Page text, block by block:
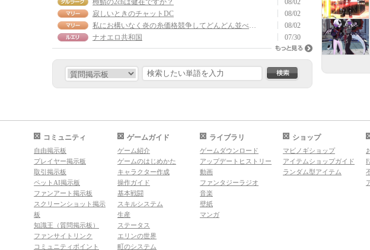
樽鯖の2chは健在ですか？
08/02
寂しいときのチャットDC
08/02
私にお構いなく炎の糸価格競争してどんどん並べてどうぞ。
08/02
ナオエロ共和国
07/30
もっと見る
コミュニティ
自由掲示板
プレイヤー掲示板
取引掲示板
ペットAI掲示板
ファンアート掲示板
スクリーンショット掲示
板
知識王（質問掲示板）
ファンサイトリンク
コミュニティポイント
ゲームガイド
ゲーム紹介
ゲームのはじめかた
キャラクター作成
操作ガイド
基本戦闘
スキルシステム
生産
ステータス
エリンの世界
町のシステム
ライブラリ
ゲームダウンロード
アップデートヒストリー
動画
ファンタジーラジオ
音楽
壁紙
マンガ
ショップ
マビノギショップ
アイテムショップガイド
ランダム型アイテム